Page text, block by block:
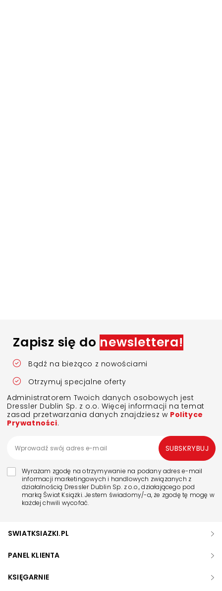
Zapisz się do newslettera!
Bądź na bieżąco z nowościami
Otrzymuj specjalne oferty
Administratorem Twoich danych osobowych jest
Dressler Dublin Sp. z o.o. Więcej informacji na temat
zasad przetwarzania danych znajdziesz w Polityce
Prywatności.
Wyrażam zgodę na otrzymywanie na podany adres e-mail
informacji marketingowych i handlowych związanych z
działalnością Dressler Dublin Sp. z o.o., działającego pod
marką Świat Książki. Jestem świadomy/-a, że zgodę tę mogę w
każdej chwili wycofać.
SUBSKRYBUJ
SWIATKSIAZKI.PL
PANEL KLIENTA
KSIĘGARNIE